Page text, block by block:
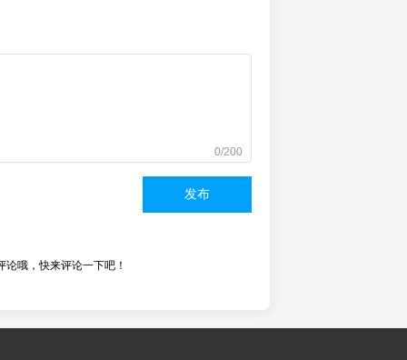
0/200
发布
论哦，快来评论一下吧！